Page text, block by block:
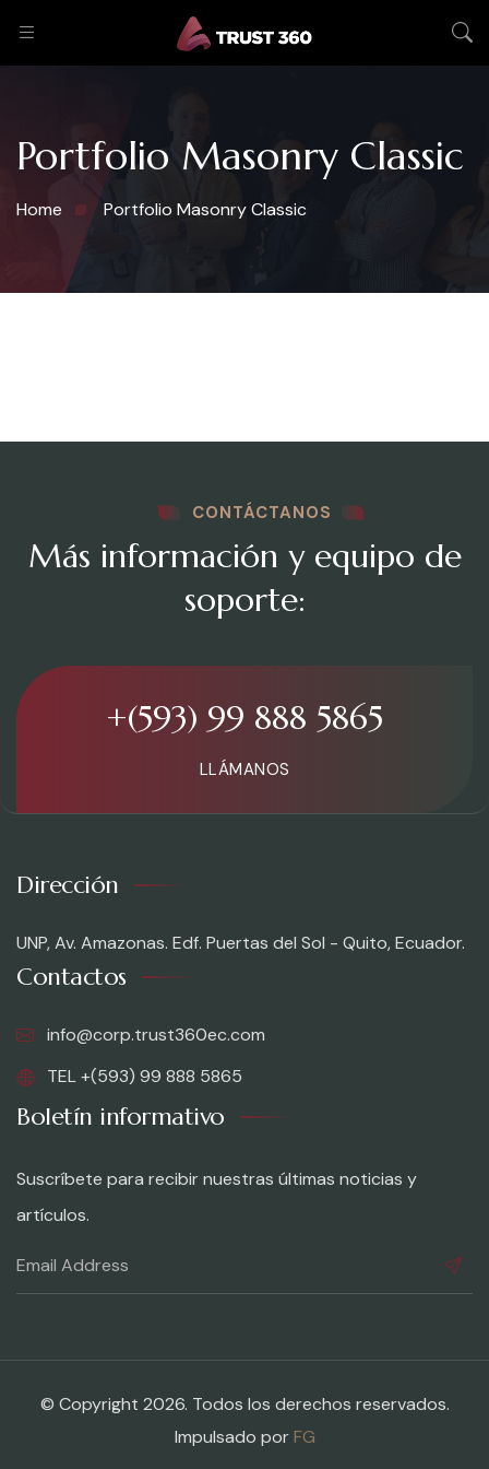
Portfolio Masonry Classic
Home Portfolio Masonry Classic
CONTÁCTANOS
Más información y equipo de
soporte:
+(593) 99 888 5865
LLÁMANOS
Dirección
UNP, Av. Amazonas. Edf. Puertas del Sol - Quito, Ecuador.
Contactos
info@corp.trust360ec.com
TEL +(593) 99 888 5865
Boletín informativo
Suscríbete para recibir nuestras últimas noticias y
artículos.
© Copyright 2026. Todos los derechos reservados.
Impulsado porFG